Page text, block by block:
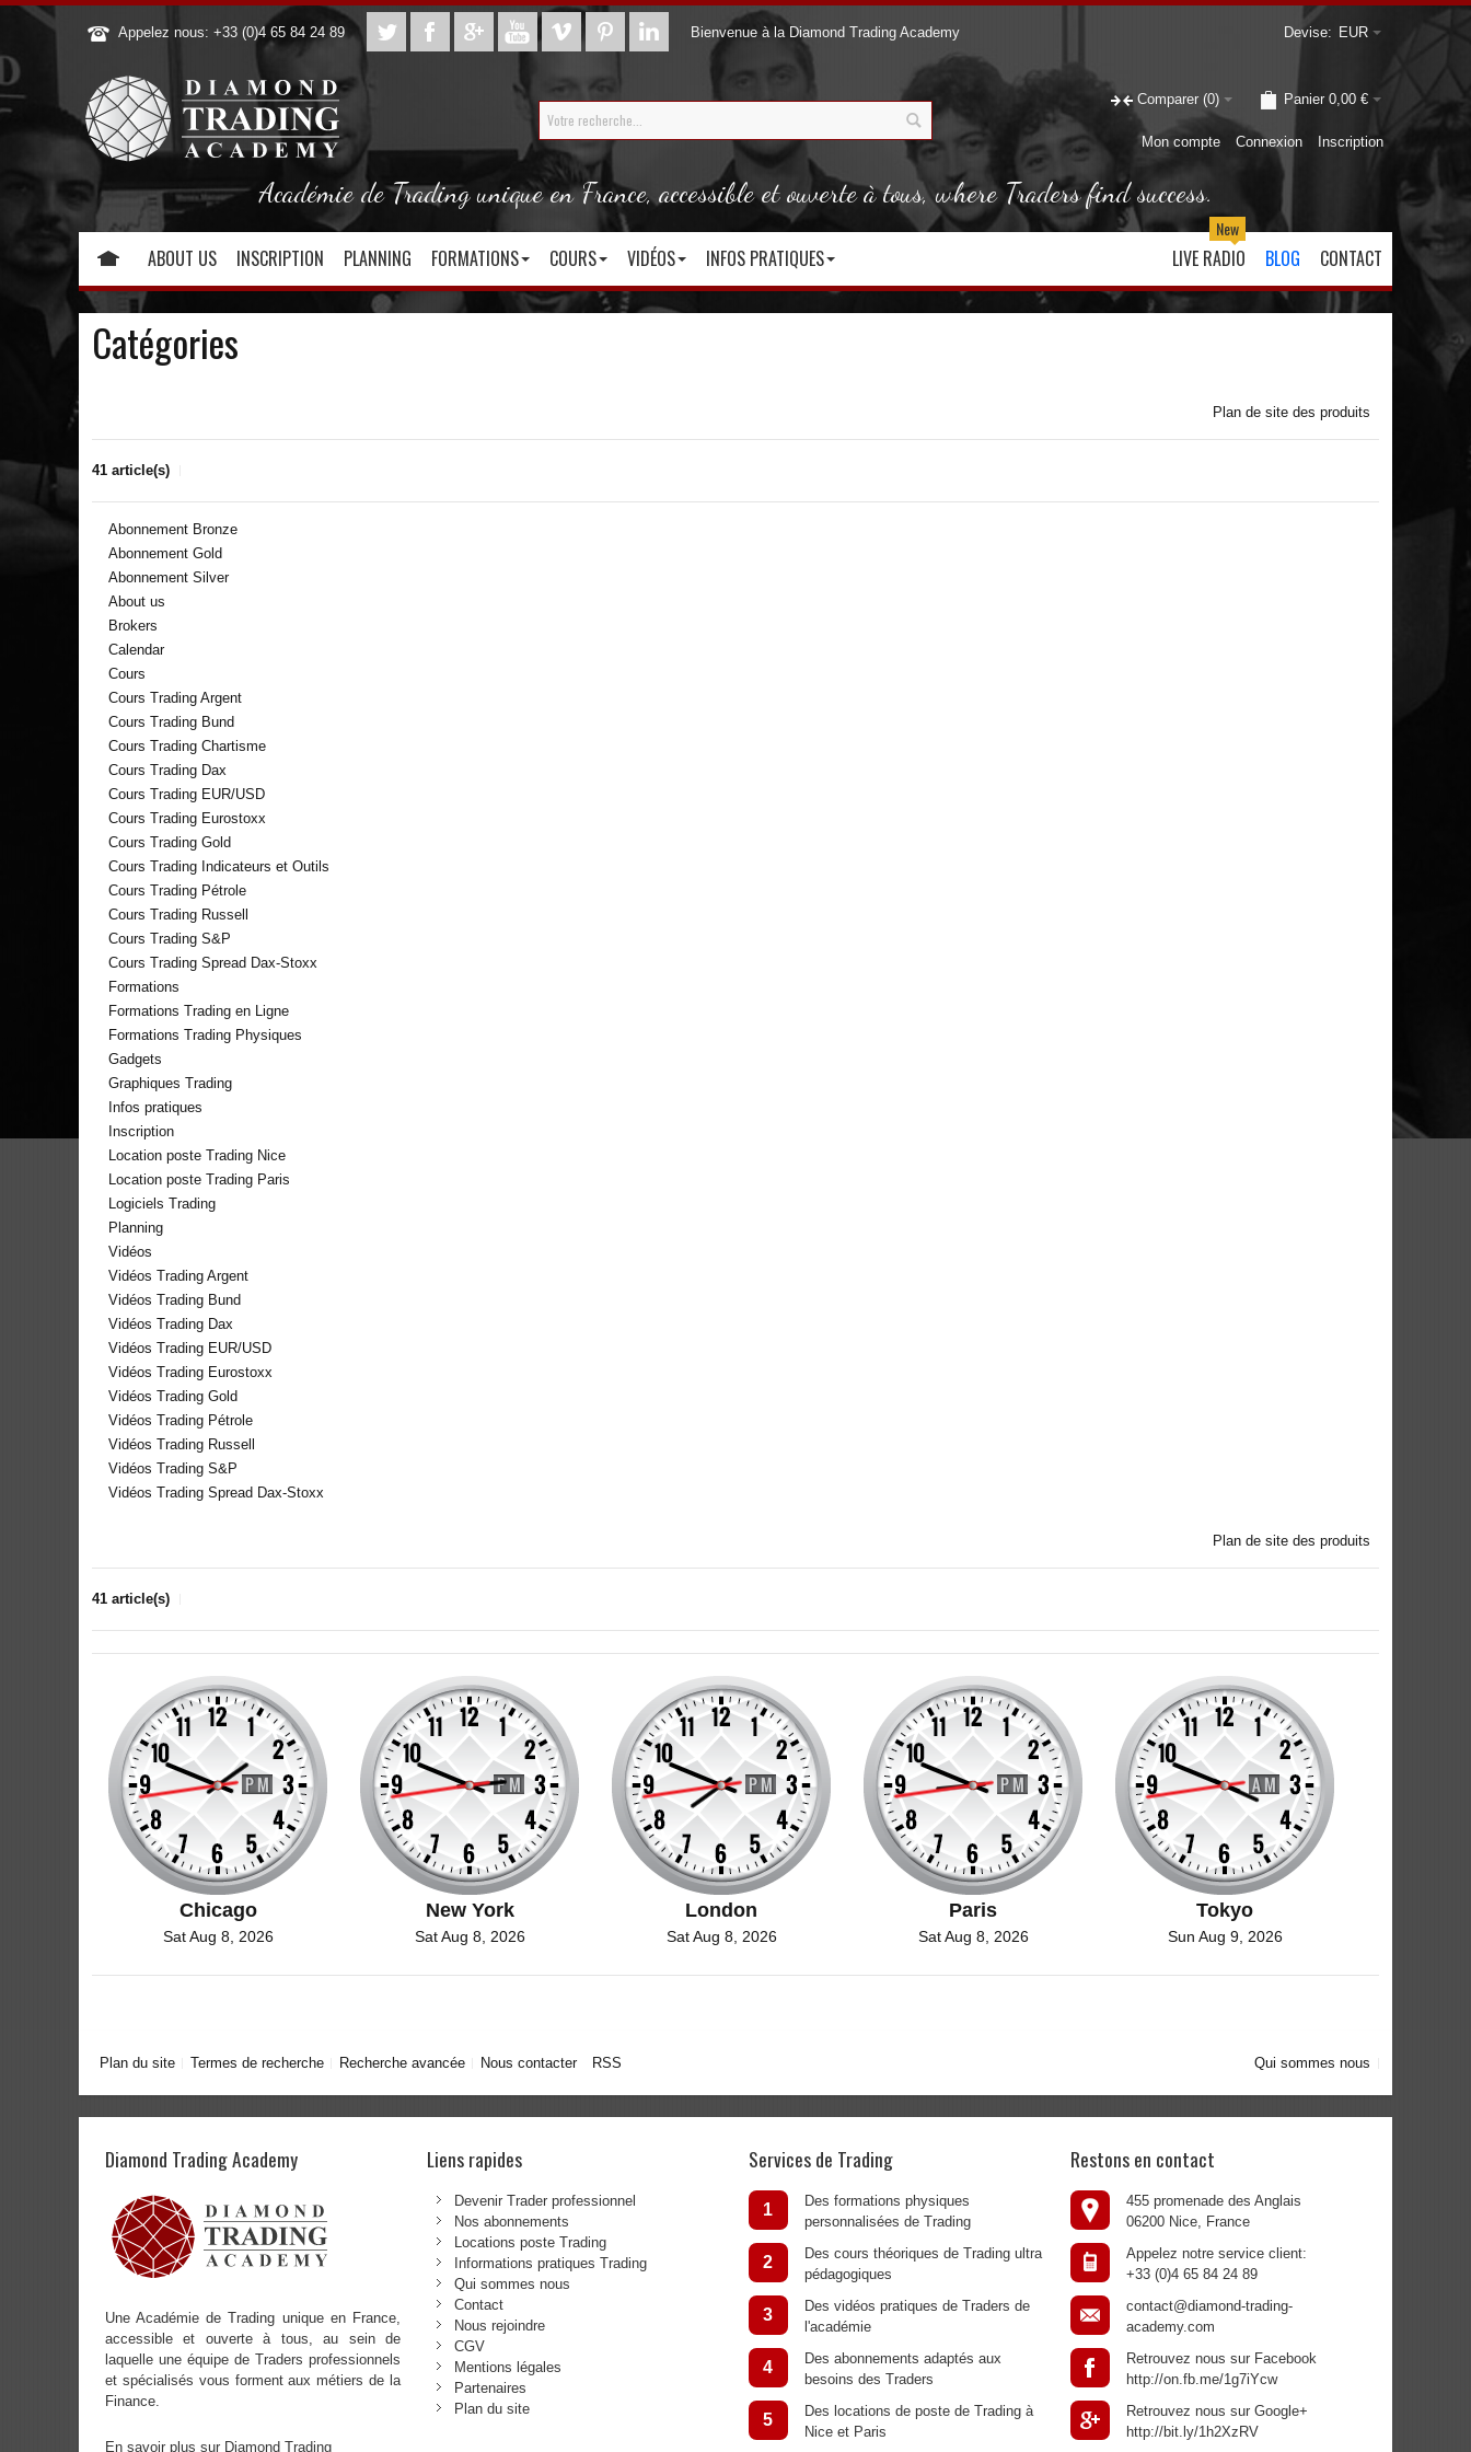
Appelez nous: +33 (0)4 65 84 24 89 Bienvenue à la Diamond Trading Academy Devise: EUR
Panier 0,00 €
Comparer (0)
Mon compte Connexion Inscription
Académie de Trading unique en France, accessible et ouverte à tous, where Traders find success.
ABOUT US INSCRIPTION PLANNING FORMATIONS COURS VIDÉOS INFOS PRATIQUES CONTACT
BLOG
LIVE RADIO
New
Catégories
Plan de site des produits
41 article(s)
Abonnement Bronze
Abonnement Gold
Abonnement Silver
About us
Brokers
Calendar
Cours
Cours Trading Argent
Cours Trading Bund
Cours Trading Chartisme
Cours Trading Dax
Cours Trading EUR/USD
Cours Trading Eurostoxx
Cours Trading Gold
Cours Trading Indicateurs et Outils
Cours Trading Pétrole
Cours Trading Russell
Cours Trading S&P
Cours Trading Spread Dax-Stoxx
Formations
Formations Trading en Ligne
Formations Trading Physiques
Gadgets
Graphiques Trading
Infos pratiques
Inscription
Location poste Trading Nice
Location poste Trading Paris
Logiciels Trading
Planning
Vidéos
Vidéos Trading Argent
Vidéos Trading Bund
Vidéos Trading Dax
Vidéos Trading EUR/USD
Vidéos Trading Eurostoxx
Vidéos Trading Gold
Vidéos Trading Pétrole
Vidéos Trading Russell
Vidéos Trading S&P
Vidéos Trading Spread Dax-Stoxx
Plan de site des produits
41 article(s)
Chicago
Sat Aug 8, 2026
New York
Sat Aug 8, 2026
London
Sat Aug 8, 2026
Paris
Sat Aug 8, 2026
Tokyo
Sun Aug 9, 2026
Plan du site Termes de recherche Recherche avancée Nous contacter RSS Qui sommes nous
Diamond Trading Academy
Une Académie de Trading unique en France,
accessible et ouverte à tous, au sein de
laquelle une équipe de Traders professionnels
et spécialisés vous forment aux métiers de la
Finance.
En savoir plus sur Diamond Trading
Liens rapides
Devenir Trader professionnel
Nos abonnements
Locations poste Trading
Informations pratiques Trading
Qui sommes nous
Contact
Nous rejoindre
CGV
Mentions légales
Partenaires
Plan du site
Services de Trading
1
Des formations physiques
personnalisées de Trading
2
Des cours théoriques de Trading ultra
pédagogiques
3
Des vidéos pratiques de Traders de
l'académie
4
Des abonnements adaptés aux
besoins des Traders
5
Des locations de poste de Trading à
Nice et Paris
Restons en contact
455 promenade des Anglais
06200 Nice, France
Appelez notre service client:
+33 (0)4 65 84 24 89
contact@diamond-trading-
academy.com
Retrouvez nous sur Facebook
http://on.fb.me/1g7iYcw
Retrouvez nous sur Google+
http://bit.ly/1h2XzRV